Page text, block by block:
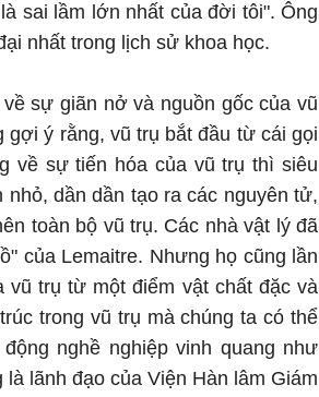
sai lầm lớn nhất của đời tôi". Ông
nhất trong lịch sử khoa học.
sự giãn nở và nguồn gốc của vũ
ý rằng, vũ trụ bắt đầu từ cái gọi
về sự tiến hóa của vũ trụ thì siêu
dần dần tạo ra các nguyên tử,
toàn bộ vũ trụ. Các nhà vật lý đã
của Lemaitre. Nhưng họ cũng lần
trụ từ một điểm vật chất đặc và
trong vũ trụ mà chúng ta có thể
nghề nghiệp vinh quang như
lãnh đạo của Viện Hàn lâm Giám